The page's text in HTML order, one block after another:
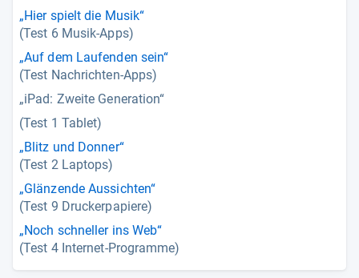
„Hier spielt die Musik“
(Test 6 Musik-Apps)
„Auf dem Laufenden sein“
(Test Nachrichten-Apps)
„iPad: Zweite Generation“
(Test 1 Tablet)
„Blitz und Donner“
(Test 2 Laptops)
„Glänzende Aussichten“
(Test 9 Druckerpapiere)
„Noch schneller ins Web“
(Test 4 Internet-Programme)